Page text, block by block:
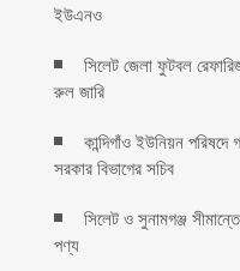
ইউএনও
সিলেট জেলা ফুটবল
রুল জারি ‎
কান্দিগাঁও ইউনিয়ন পরিষদে
সরকার বিভাগের সচিব ‎
সিলেট ও সুনামগঞ্জ
পণ্য